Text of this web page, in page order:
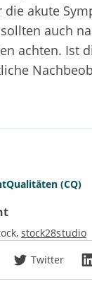
die akute
auch
achten. Ist
(CQ)
stock28studio
Twitter